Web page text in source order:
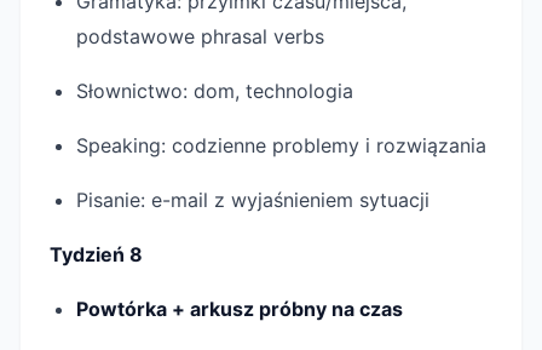
podstawowe phrasal verbs
Słownictwo: dom, technologia
Speaking: codzienne problemy i rozwiązania
Pisanie: e-mail z wyjaśnieniem sytuacji
Tydzień 8
Powtórka + arkusz próbny na czas